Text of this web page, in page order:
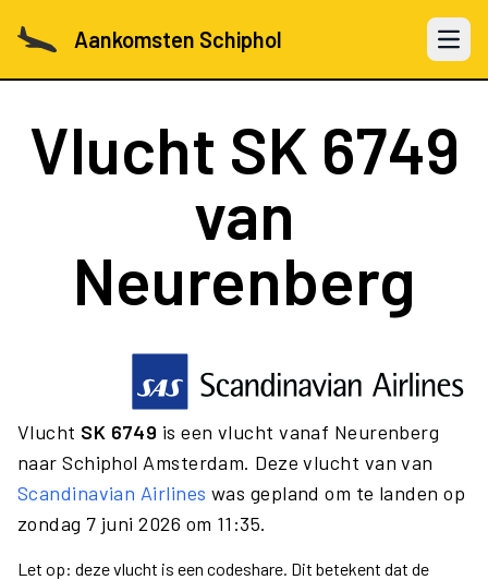
Aankomsten Schiphol Open
Vlucht SK 6749
van
Neurenberg
Vlucht SK 6749 is een vlucht vanaf Neurenberg
naar Schiphol Amsterdam. Deze vlucht van van
Scandinavian Airlines was gepland om te landen op
zondag 7 juni 2026 om 11:35.
Let op: deze vlucht is een codeshare. Dit betekent dat de